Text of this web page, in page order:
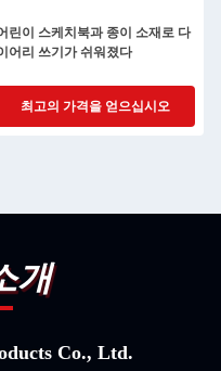
린이 스케치북과 종이 소재로 다
어리 쓰기가 쉬워졌다
최고의 가격을 얻으십시오
개
Co., Ltd.